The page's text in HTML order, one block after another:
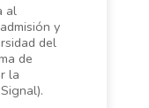
al
y
del
de
la